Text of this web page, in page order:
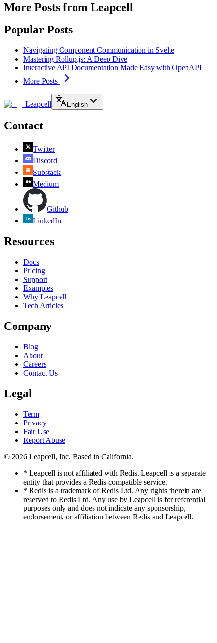
More Posts from Leapcell
Popular Posts
Navigating Component Communication in Svelte
Mastering Rollup.js: A Deep Dive
Interactive API Documentation Made Easy with OpenAPI
More Posts
Leapcell English
Contact
Twitter
Discord
Substack
Medium
Github
LinkedIn
Resources
Docs
Pricing
Support
Examples
Why Leapcell
Tech Articles
Company
Blog
About
Careers
Contact Us
Legal
Term
Privacy
Fair Use
Report Abuse
© 2026 Leapcell, Inc. Based in California.
* Leapcell is not affiliated with Redis. Leapcell is a separate
entity that provides a Redis-compatible service.
* Redis is a trademark of Redis Ltd. Any rights therein are
reserved to Redis Ltd. Any use by Leapcell is for referential
purposes only and does not indicate any sponsorship,
endorsement, or affiliation between Redis and Leapcell.